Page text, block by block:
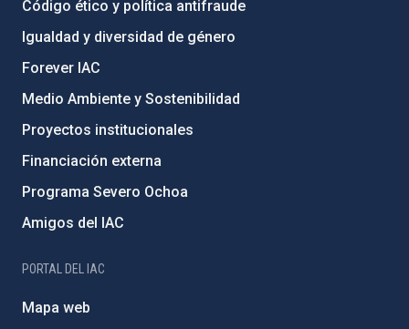
Código ético y política antifraude
Igualdad y diversidad de género
Forever IAC
Medio Ambiente y Sostenibilidad
Proyectos institucionales
Financiación externa
Programa Severo Ochoa
Amigos del IAC
PORTAL DEL IAC
Mapa web